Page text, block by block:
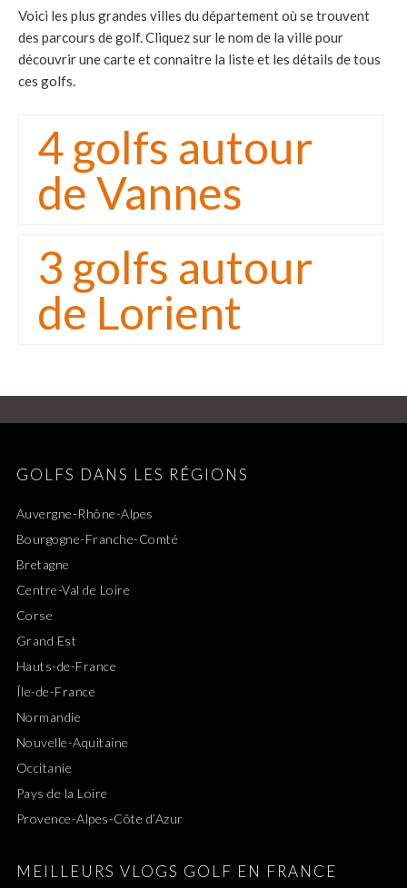
Voici les plus grandes villes du département où se trouvent
des parcours de golf. Cliquez sur le nom de la ville pour
découvrir une carte et connaitre la liste et les détails de tous
ces golfs.
4 golfs autour
de Vannes
3 golfs autour
de Lorient
GOLFS DANS LES RÉGIONS
Auvergne-Rhône-Alpes
Bourgogne-Franche-Comté
Bretagne
Centre-Val de Loire
Corse
Grand Est
Hauts-de-France
Île-de-France
Normandie
Nouvelle-Aquitaine
Occitanie
Pays de la Loire
Provence-Alpes-Côte d’Azur
MEILLEURS VLOGS GOLF EN FRANCE